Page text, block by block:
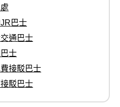
巴士
通巴士
士
接駁巴士
駁巴士